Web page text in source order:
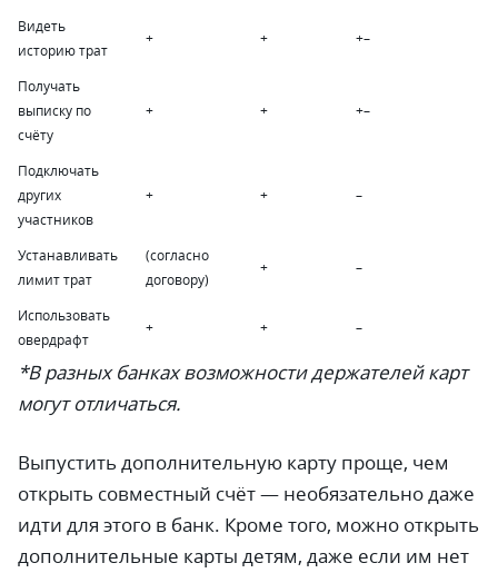
Видеть
историю трат
+ + +–
Получать
выписку по
счёту
+ + +–
Подключать
других
участников
+ + –
Устанавливать
лимит трат
(согласно
договору)
+ –
Использовать
овердрафт
+ + –
*В разных банках возможности держателей карт
могут отличаться.
Выпустить дополнительную карту проще, чем
открыть совместный счёт — необязательно даже
идти для этого в банк. Кроме того, можно открыть
дополнительные карты детям, даже если им нет